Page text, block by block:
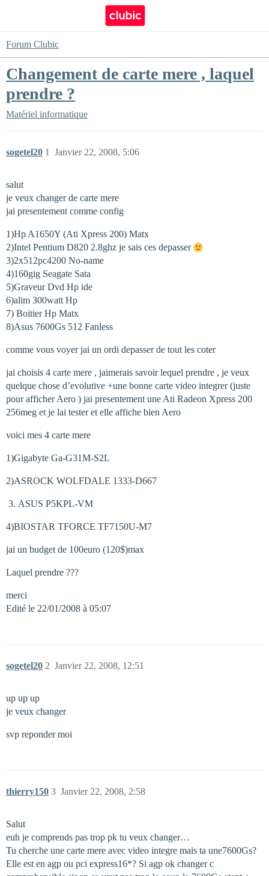
Forum Clubic
Changement de carte mere , laquel
prendre ?
Matériel informatique
sogetel20 Janvier 22, 2008, 5:06
1
salut
je veux changer de carte mere
jai presentement comme config
1)Hp A1650Y (Ati Xpress 200) Matx
2)Intel Pentium D820 2.8ghz je sais ces depasser
3)2x512pc4200 No-name
4)160gig Seagate Sata
5)Graveur Dvd Hp ide
6)alim 300watt Hp
7) Boitier Hp Matx
8)Asus 7600Gs 512 Fanless
comme vous voyer jai un ordi depasser de tout les coter
jai choisis 4 carte mere , jaimerais savoir lequel prendre , je veux
quelque chose d’evolutive +une bonne carte video integrer (juste
pour afficher Aero ) jai presentement une Ati Radeon Xpress 200
256meg et je lai tester et elle affiche bien Aero
voici mes 4 carte mere
1)Gigabyte Ga-G31M-S2L
2)ASROCK WOLFDALE 1333-D667
ASUS P5KPL-VM
4)BIOSTAR TFORCE TF7150U-M7
jai un budget de 100euro (120$)max
Laquel prendre ???
merci
Edité le 22/01/2008 à 05:07
sogetel20 Janvier 22, 2008, 12:51
2
up up up
je veux changer
svp reponder moi
thierry150 Janvier 22, 2008, 2:58
3
Salut
euh je comprends pas trop pk tu veux changer…
Tu cherche une carte mere avec video integre mais ta une7600Gs?
Elle est en agp ou pci express16*? Si agp ok changer c